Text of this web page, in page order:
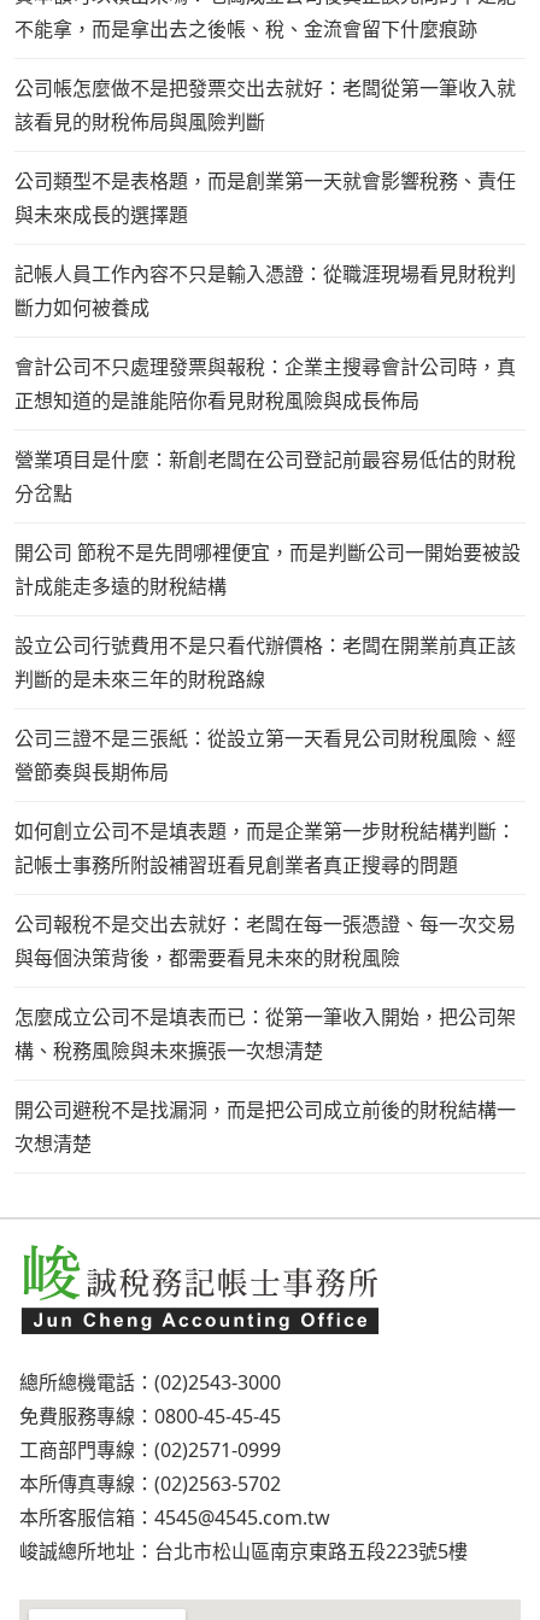
不能拿，而是拿出去之後帳、稅、金流會留下什麼痕跡
公司帳怎麼做不是把發票交出去就好：老闆從第一筆收入就
該看見的財稅佈局與風險判斷
公司類型不是表格題，而是創業第一天就會影響稅務、責任
與未來成長的選擇題
記帳人員工作內容不只是輸入憑證：從職涯現場看見財稅判
斷力如何被養成
會計公司不只處理發票與報稅：企業主搜尋會計公司時，真
正想知道的是誰能陪你看見財稅風險與成長佈局
營業項目是什麼：新創老闆在公司登記前最容易低估的財稅
分岔點
開公司 節稅不是先問哪裡便宜，而是判斷公司一開始要被設
計成能走多遠的財稅結構
設立公司行號費用不是只看代辦價格：老闆在開業前真正該
判斷的是未來三年的財稅路線
公司三證不是三張紙：從設立第一天看見公司財稅風險、經
營節奏與長期佈局
如何創立公司不是填表題，而是企業第一步財稅結構判斷：
記帳士事務所附設補習班看見創業者真正搜尋的問題
公司報稅不是交出去就好：老闆在每一張憑證、每一次交易
與每個決策背後，都需要看見未來的財稅風險
怎麼成立公司不是填表而已：從第一筆收入開始，把公司架
構、稅務風險與未來擴張一次想清楚
開公司避稅不是找漏洞，而是把公司成立前後的財稅結構一
次想清楚
總所總機電話：(02)2543-3000
免費服務專線：0800-45-45-45
工商部門專線：(02)2571-0999
本所傳真專線：(02)2563-5702
本所客服信箱： 4545@4545.com.tw
峻誠總所地址：台北市松山區南京東路五段223號5樓